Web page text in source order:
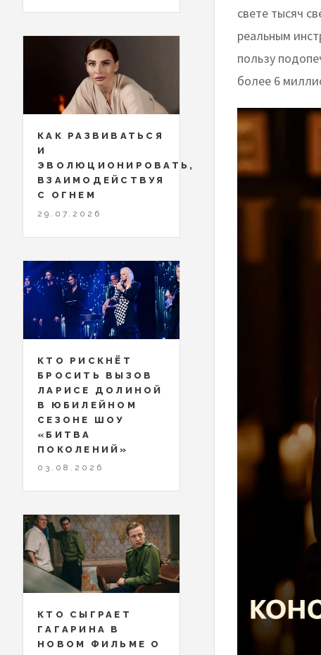
свете тысяч
реальным
пользу
более 6
КАК РАЗВИВАТЬСЯ
И
ЭВОЛЮЦИОНИРОВАТЬ,
ВЗАИМОДЕЙСТВУЯ
С ОГНЕМ
29.07.2026
КТО РИСКНЁТ
БРОСИТЬ ВЫЗОВ
ЛАРИСЕ ДОЛИНОЙ
В ЮБИЛЕЙНОМ
СЕЗОНЕ ШОУ
«БИТВА
ПОКОЛЕНИЙ»
03.08.2026
КТО СЫГРАЕТ
ГАГАРИНА В
НОВОМ ФИЛЬМЕ О